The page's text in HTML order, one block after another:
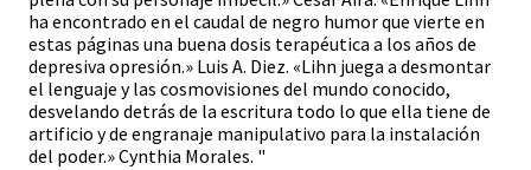
ha encontrado en el caudal de negro humor que vierte en
estas páginas una buena dosis terapéutica a los años de
depresiva opresión.» Luis A. Diez. «Lihn juega a desmontar
el lenguaje y las cosmovisiones del mundo conocido,
desvelando detrás de la escritura todo lo que ella tiene de
artificio y de engranaje manipulativo para la instalación
del poder.» Cynthia Morales. "